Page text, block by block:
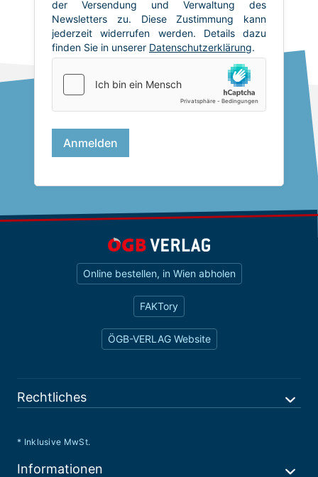
Online bestellen, in Wien abholen
FAKTory
ÖGB-VERLAG Website
Rechtliches
* Inklusive MwSt.
Informationen